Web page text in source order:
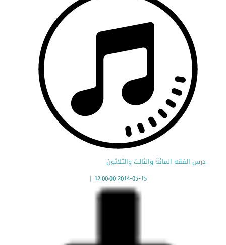
درس الفقه المائة والثالث والثلاثون
2014-05-15 12:00:00
|